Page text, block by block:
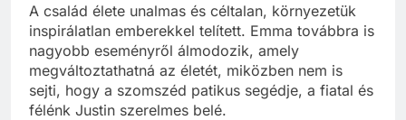
A család élete unalmas és céltalan, környezetük
inspirálatlan emberekkel telített. Emma továbbra is
nagyobb eseményről álmodozik, amely
megváltoztathatná az életét, miközben nem is
sejti, hogy a szomszéd patikus segédje, a fiatal és
félénk Justin szerelmes belé.